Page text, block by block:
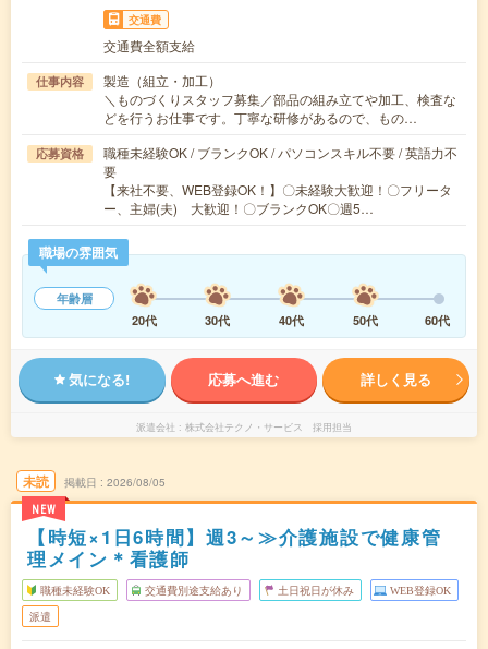
交通費
交通費全額支給
仕事内容
製造（組立・加工）
＼ものづくりスタッフ募集／部品の組み立てや加工、検査な
どを行うお仕事です。丁寧な研修があるので、もの…
応募資格
職種未経験OK / ブランクOK / パソコンスキル不要 / 英語力不
要
【来社不要、WEB登録OK！】〇未経験大歓迎！〇フリータ
ー、主婦(夫) 大歓迎！〇ブランクOK〇週5…
職場の雰囲気
年齢層
20代
30代 40代 50代 60代
気になる! 応募へ進む 詳しく見る
派遣会社 株式会社テクノ・サービス 採用担当
未読
NEW
掲載日 2026/08/05
【時短×1日6時間】週3～≫介護施設で健康管
理メイン＊看護師
職種未経験OK 交通費別途支給あり 土日祝日が休み WEB登録OK
派遣